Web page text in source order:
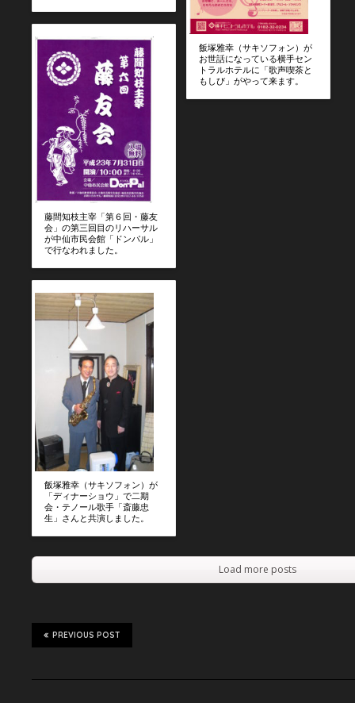
藤間知枝主宰「第６回・藤友
会」の第三回目のリハーサル
が中仙市民会館「ドンパル」
で行なわれました。
飯塚雅幸（サキソフォン）が
「ディナーショウ」で二期
会・テノール歌手「斎藤忠
生」さんと共演しました。
飯塚雅幸（サキソフォン）が
お世話になっている横手セン
トラルホテルに「歌声喫茶と
もしび」がやって来ます。
Load more posts
PREVIOUS POST